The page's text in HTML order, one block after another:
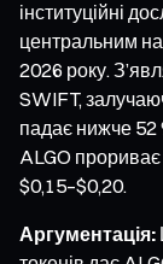
інституційні
центральним
2026 року.
SWIFT,
падає нижче 52
ALGO прориває
$0,15–$0,20.
Аргументація: